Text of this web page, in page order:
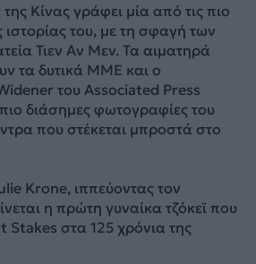
Κίνας γράφει μία από τις πιο
ιστορίας του, με τη σφαγή των
Τιεν Αν Μεν. Τα αιματηρά
τα δυτικά ΜΜΕ και ο
του Associated Press
διάσημες φωτογραφίες του
που στέκεται μπροστά στο
Krone, ιππεύοντας τον
η πρώτη γυναίκα τζόκεϊ που
Stakes στα 125 χρόνια της